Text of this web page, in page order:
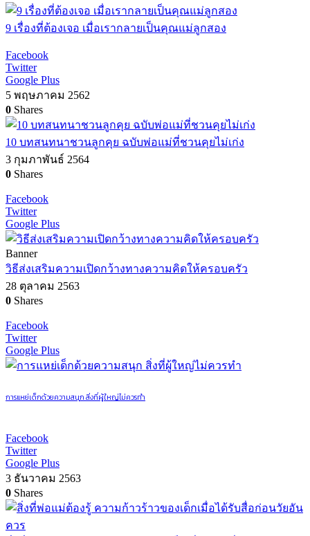
9 เรื่องที่ต้องเจอ เมื่อเรากลายเป็นคุณแม่ลูกสอง
Facebook
Twitter
Google Plus
5 พฤษภาคม 2562
0 Shares
10 บทสนทนาชวนลูกคุย ฉบับพ่อแม่ที่ชวนคุยไม่เก่ง
3 กุมภาพันธ์ 2564
0 Shares
Facebook
Twitter
Google Plus
Banner
วิธีส่งเสริมความเปิดกว้างทางความคิดให้ครอบครัว
28 ตุลาคม 2563
0 Shares
Facebook
Twitter
Google Plus
การแหย่เด็กด้วยความสนุก สิ่งที่ผู้ใหญ่ไม่ควรทำ
Facebook
Twitter
Google Plus
3 ธันวาคม 2563
0 Shares